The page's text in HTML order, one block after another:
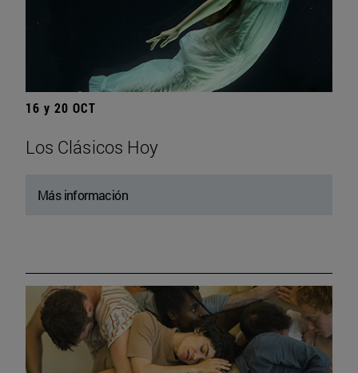
16 y 20 OCT
Los Clásicos Hoy
Más información